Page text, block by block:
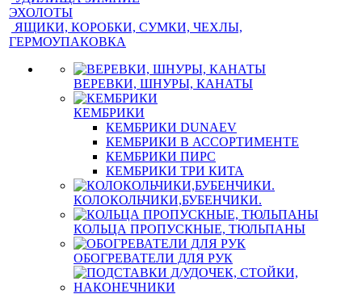
ЭХОЛОТЫ
ЯЩИКИ, КОРОБКИ, СУМКИ, ЧЕХЛЫ,
ГЕРМОУПАКОВКА
ВЕРЕВКИ, ШНУРЫ, КАНАТЫ
КЕМБРИКИ
КЕМБРИКИ DUNAEV
КЕМБРИКИ В АССОРТИМЕНТЕ
КЕМБРИКИ ПИРС
КЕМБРИКИ ТРИ КИТА
КОЛОКОЛЬЧИКИ,БУБЕНЧИКИ.
КОЛЬЦА ПРОПУСКНЫЕ, ТЮЛЬПАНЫ
ОБОГРЕВАТЕЛИ ДЛЯ РУК